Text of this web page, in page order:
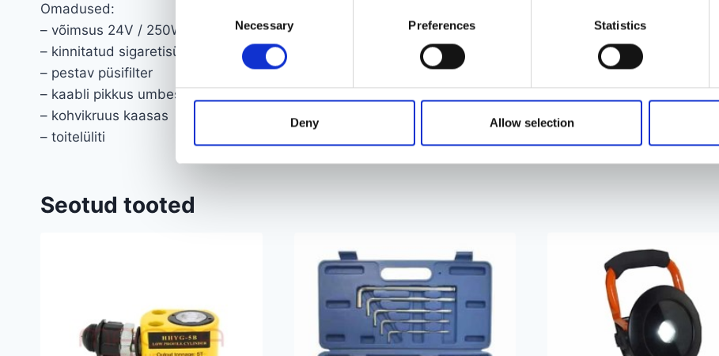
Necessary Preferences Statistics
Deny Allow selection
Omadused:
– võimsus 24V / 250W
– kinnitatud sigaretisüütaja külge
– pestav püsifilter
– kaabli pikkus umbes 90 cm
– kohvikruus kaasas
– toitelüliti
Seotud tooted